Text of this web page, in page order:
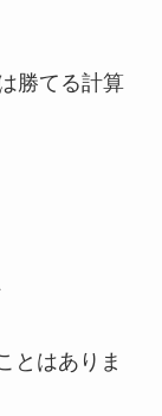
勝てる計算
とはありま